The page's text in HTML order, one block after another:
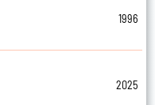
1996
2025